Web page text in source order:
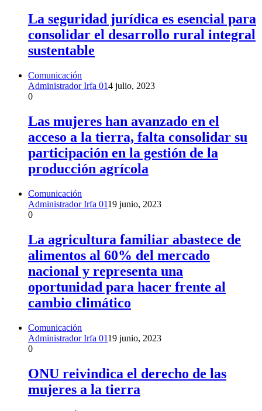
La seguridad jurídica es esencial para
consolidar el desarrollo rural integral
sustentable
Comunicación
Administrador Irfa 014 julio, 2023
0
Las mujeres han avanzado en el
acceso a la tierra, falta consolidar su
participación en la gestión de la
producción agrícola
Comunicación
Administrador Irfa 0119 junio, 2023
0
La agricultura familiar abastece de
alimentos al 60% del mercado
nacional y representa una
oportunidad para hacer frente al
cambio climático
Comunicación
Administrador Irfa 0119 junio, 2023
0
ONU reivindica el derecho de las
mujeres a la tierra